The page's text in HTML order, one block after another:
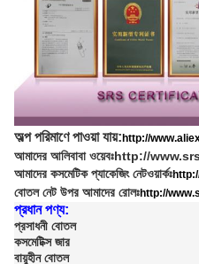
অল্প পরিমাণে পাওয়া যায়: http://
আমাদের আলিবাবা ওয়েবঃhttp://
আমাদের কসমেটিক প্যাকেজিং নেটওয়ার্কঃ
বোতল নেট উপর আমাদের রোলঃhttp://
প্রধান পণ্য:
প্রসাধনী বোতল
কসমেটিক্স জার
বায়ুহীন বোতল